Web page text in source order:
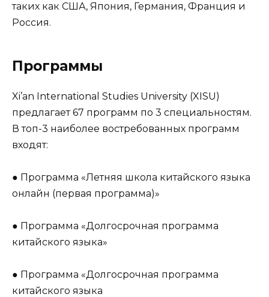
таких как США, Япония, Германия, Франция и
Россия.
Программы
Xi’an International Studies University (XISU)
предлагает 67 программ по 3 специальностям.
В топ-3 наиболее востребованных программ
входят:
● Программа «Летняя школа китайского языка
онлайн (первая программа)»
● Программа «Долгосрочная программа
китайского языка»
● Программа «Долгосрочная программа
китайского языка